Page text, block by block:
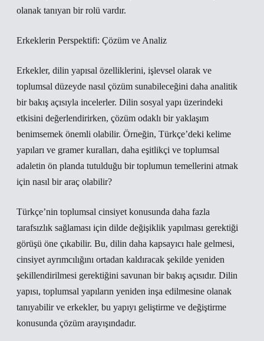
olanak tanıyan bir rolü vardır.
Erkeklerin Perspektifi: Çözüm ve Analiz
Erkekler, dilin yapısal özelliklerini, işlevsel olarak ve
toplumsal düzeyde nasıl çözüm sunabileceğini daha analitik
bir bakış açısıyla incelerler. Dilin sosyal yapı üzerindeki
etkisini değerlendirirken, çözüm odaklı bir yaklaşım
benimsemek önemli olabilir. Örneğin, Türkçe’deki kelime
yapıları ve gramer kuralları, daha eşitlikçi ve toplumsal
adaletin ön planda tutulduğu bir toplumun temellerini atmak
için nasıl bir araç olabilir?
Türkçe’nin toplumsal cinsiyet konusunda daha fazla
tarafsızlık sağlaması için dilde değişiklik yapılması gerektiği
görüşü öne çıkabilir. Bu, dilin daha kapsayıcı hale gelmesi,
cinsiyet ayrımcılığını ortadan kaldıracak şekilde yeniden
şekillendirilmesi gerektiğini savunan bir bakış açısıdır. Dilin
yapısı, toplumsal yapıların yeniden inşa edilmesine olanak
tanıyabilir ve erkekler, bu yapıyı geliştirme ve değiştirme
konusunda çözüm arayışındadır.